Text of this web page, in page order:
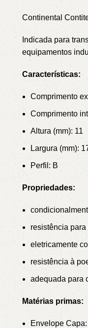
Continental
Indicada para
equipamentos
Características:
Comprimento
Comprimento
Altura (mm): 11
Largura (mm):
Perfil: B
Propriedades:
resistência para
eletricamente
resistência à
adequada para
Matérias primas:
Envelope